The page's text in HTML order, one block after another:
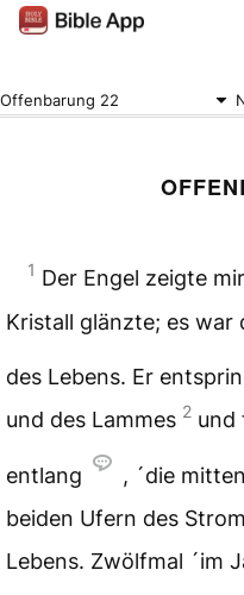
Offenbarung 22
1 Der Engel zeigte
Kristall glänzte; es war
des Lebens. Er
und des Lammes 2 und
entlang
, ´die
beiden Ufern des
Lebens. Zwölfmal ´im